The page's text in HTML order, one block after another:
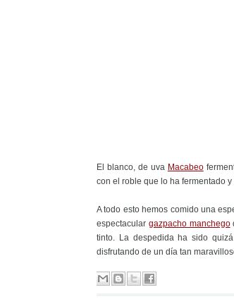
El blanco, de uva Macabeo
con el roble que lo ha fermentado
A todo esto hemos comido una
espectacular gazpacho manchego
tinto. La despedida ha sido
disfrutando de un día tan